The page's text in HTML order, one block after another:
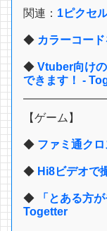
関連： 1ピクセ
◆ カラーコー
◆ Vtuber向け
できます！ -
【ゲーム】
◆ ファミ通ク
◆ Hi8ビデオで
◆
「とある方
Togetter